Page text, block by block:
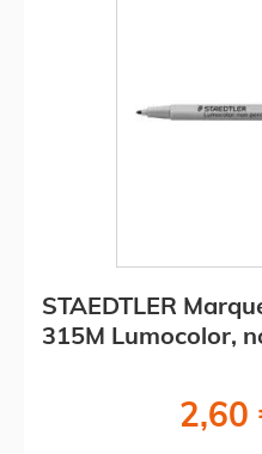
STAEDTLER
315M Lumocolor,
2,60